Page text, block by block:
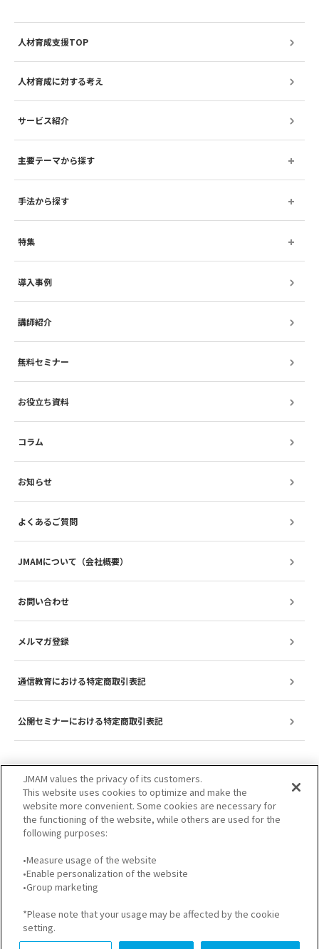
人材育成支援TOP
人材育成に対する考え
サービス紹介
主要テーマから探す
手法から探す
特集
導入事例
講師紹介
無料セミナー
お役立ち資料
コラム
お知らせ
よくあるご質問
JMAMについて（会社概要）
お問い合わせ
メルマガ登録
通信教育における特定商取引表記
公開セミナーにおける特定商取引表記
サイトのご利用について
JMAM values the privacy of its customers.
This website uses cookies to optimize and make the
website more convenient. Some cookies are necessary for
the functioning of the website, while others are used for the
following purposes:
•Measure usage of the website
•Enable personalization of the website
•Group marketing
*Please note that your usage may be affected by the cookie
setting.